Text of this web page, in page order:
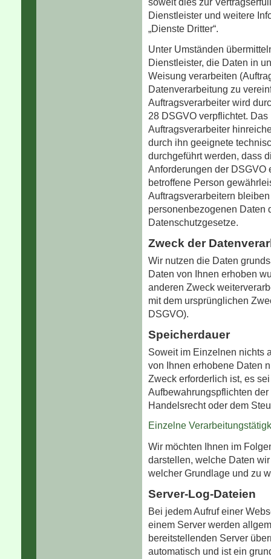
soweit dies zur
Dienstleister und weitere
„Dienste Dritter“.
Unter Umständen
Dienstleister, die Daten in
Weisung verarbeiten
Datenverarbeitung zu
Auftragsverarbeiter wird
28 DSGVO verpflichtet.
Auftragsverarbeiter
durch ihn geeignete
durchgeführt werden, dass
Anforderungen der DSGVO
betroffene Person
Auftragsverarbeitern
personenbezogenen Daten
Datenschutzgesetze.
Zweck der
Wir nutzen die Daten
Daten von Ihnen erhoben
anderen Zweck
mit dem ursprünglichen
DSGVO).
Speicherdauer
Soweit im Einzelnen nichts
von Ihnen erhobene Daten
Zweck erforderlich ist, es
Aufbewahrungspflichten
Handelsrecht oder dem
Einzelne
Wir möchten Ihnen im
darstellen, welche Daten
welcher Grundlage und zu
Server-Log-Dateien
Bei jedem Aufruf einer
einem Server werden
bereitstellenden Server
automatisch und ist ein